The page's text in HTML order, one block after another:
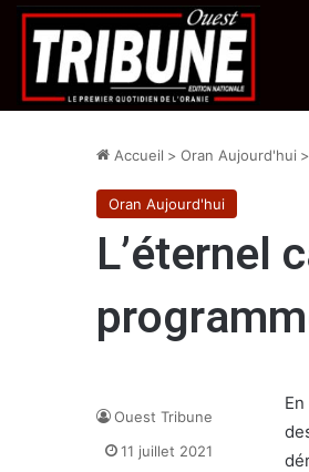
Infos en Direct: Lutte contre les
Accueil > Oran Aujourd'hui >
Oran Aujourd'hui
L’éternel
Ouest Tribune
11 juillet 2021